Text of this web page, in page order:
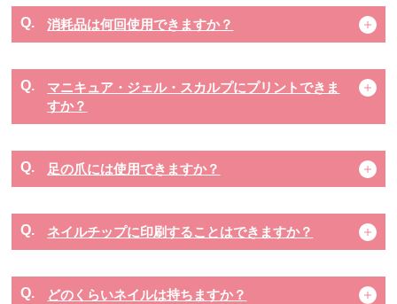
消耗品は何回使用できますか？
マニキュア・ジェル・スカルプにプリントできま
すか？
足の爪には使用できますか？
ネイルチップに印刷することはできますか？
どのくらいネイルは持ちますか？